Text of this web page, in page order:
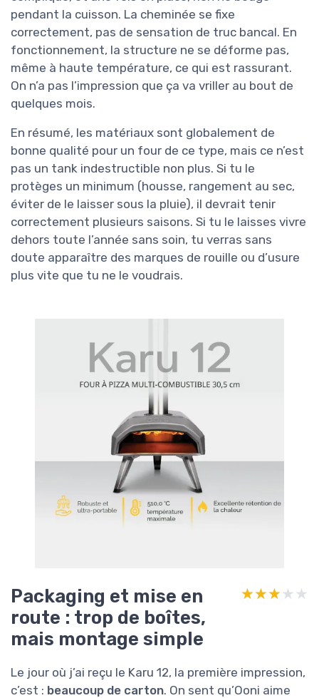
pendant la cuisson. La cheminée se fixe
correctement, pas de sensation de truc bancal. En
fonctionnement, la structure ne se déforme pas,
même à haute température, ce qui est rassurant.
On n’a pas l’impression que ça va vriller au bout de
quelques mois.
En résumé, les matériaux sont globalement de
bonne qualité pour un four de ce type, mais ce n’est
pas un tank indestructible non plus. Si tu le
protèges un minimum (housse, rangement au sec,
éviter de le laisser sous la pluie), il devrait tenir
correctement plusieurs saisons. Si tu le laisses vivre
dehors toute l’année sans soin, tu verras sans
doute apparaître des marques de rouille ou d’usure
plus vite que tu ne le voudrais.
Packaging et mise en
route : trop de boîtes,
mais montage simple
★★★★★
★★★★★
Le jour où j’ai reçu le Karu 12, la première impression,
c’est : beaucoup de carton. On sent qu’Ooni aime